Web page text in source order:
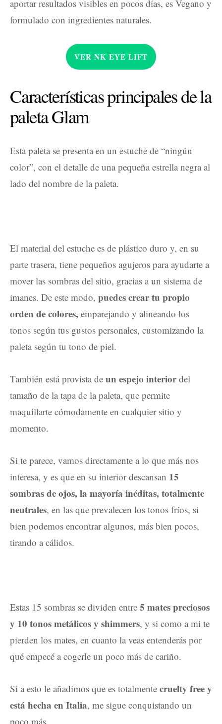
aportar resultados visibles en pocos días, es Vegano y
formulado con ingredientes naturales.
VER NK EYE LIFT
Características principales de la
paleta Glam
Esta paleta se presenta en un estuche de “ningún
color”, con el detalle de una pequeña estrella negra al
lado del nombre de la paleta.
El material del estuche es de plástico duro y, en su
parte trasera, tiene pequeños agujeros para ayudarte a
mover las sombras del sitio, gracias a un sistema de
imanes. De este modo, puedes crear tu propio
orden de colores, emparejando y alineando los
tonos según tus gustos personales, customizando la
paleta según tu tono de piel.
También está provista de un espejo interior del
tamaño de la tapa de la paleta, que permite
maquillarte cómodamente en cualquier sitio y
momento.
Si te parece, vamos directamente a lo que más nos
interesa, y es que en su interior descansan 15
sombras de ojos, la mayoría inéditas, totalmente
neutrales, en las que prevalecen los tonos fríos, si
bien podemos encontrar algunos, más bien pocos,
tirando a cálidos.
Estas 15 sombras se dividen entre 5 mates preciosos
y 10 tonos metálicos y shimmers, y si como a mi te
pierden los mates, en cuanto la veas entenderás por
qué empecé a cogerle un poco más de cariño.
Si a esto le añadimos que es totalmente cruelty free y
está hecha en Italia, me sigue conquistando un
poco más.